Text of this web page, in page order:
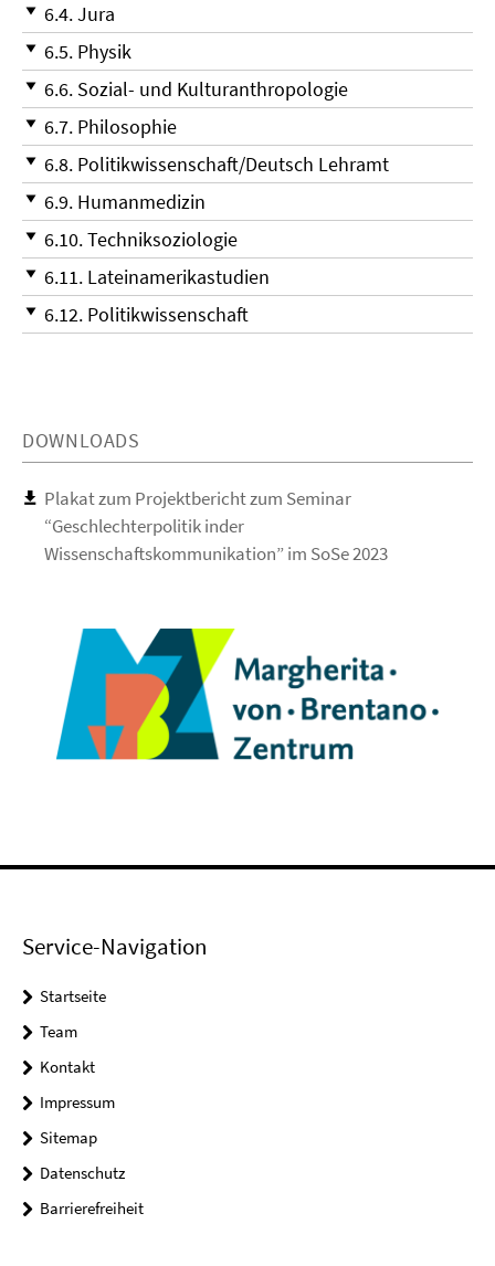
6.4. Jura
6.5. Physik
6.6. Sozial- und Kulturanthropologie
6.7. Philosophie
6.8. Politikwissenschaft/Deutsch Lehramt
6.9. Humanmedizin
6.10. Techniksoziologie
6.11. Lateinamerikastudien
6.12. Politikwissenschaft
DOWNLOADS
Plakat zum Projektbericht zum Seminar
“Geschlechterpolitik inder
Wissenschaftskommunikation” im SoSe 2023
Service-Navigation
Startseite
Team
Kontakt
Impressum
Sitemap
Datenschutz
Barrierefreiheit